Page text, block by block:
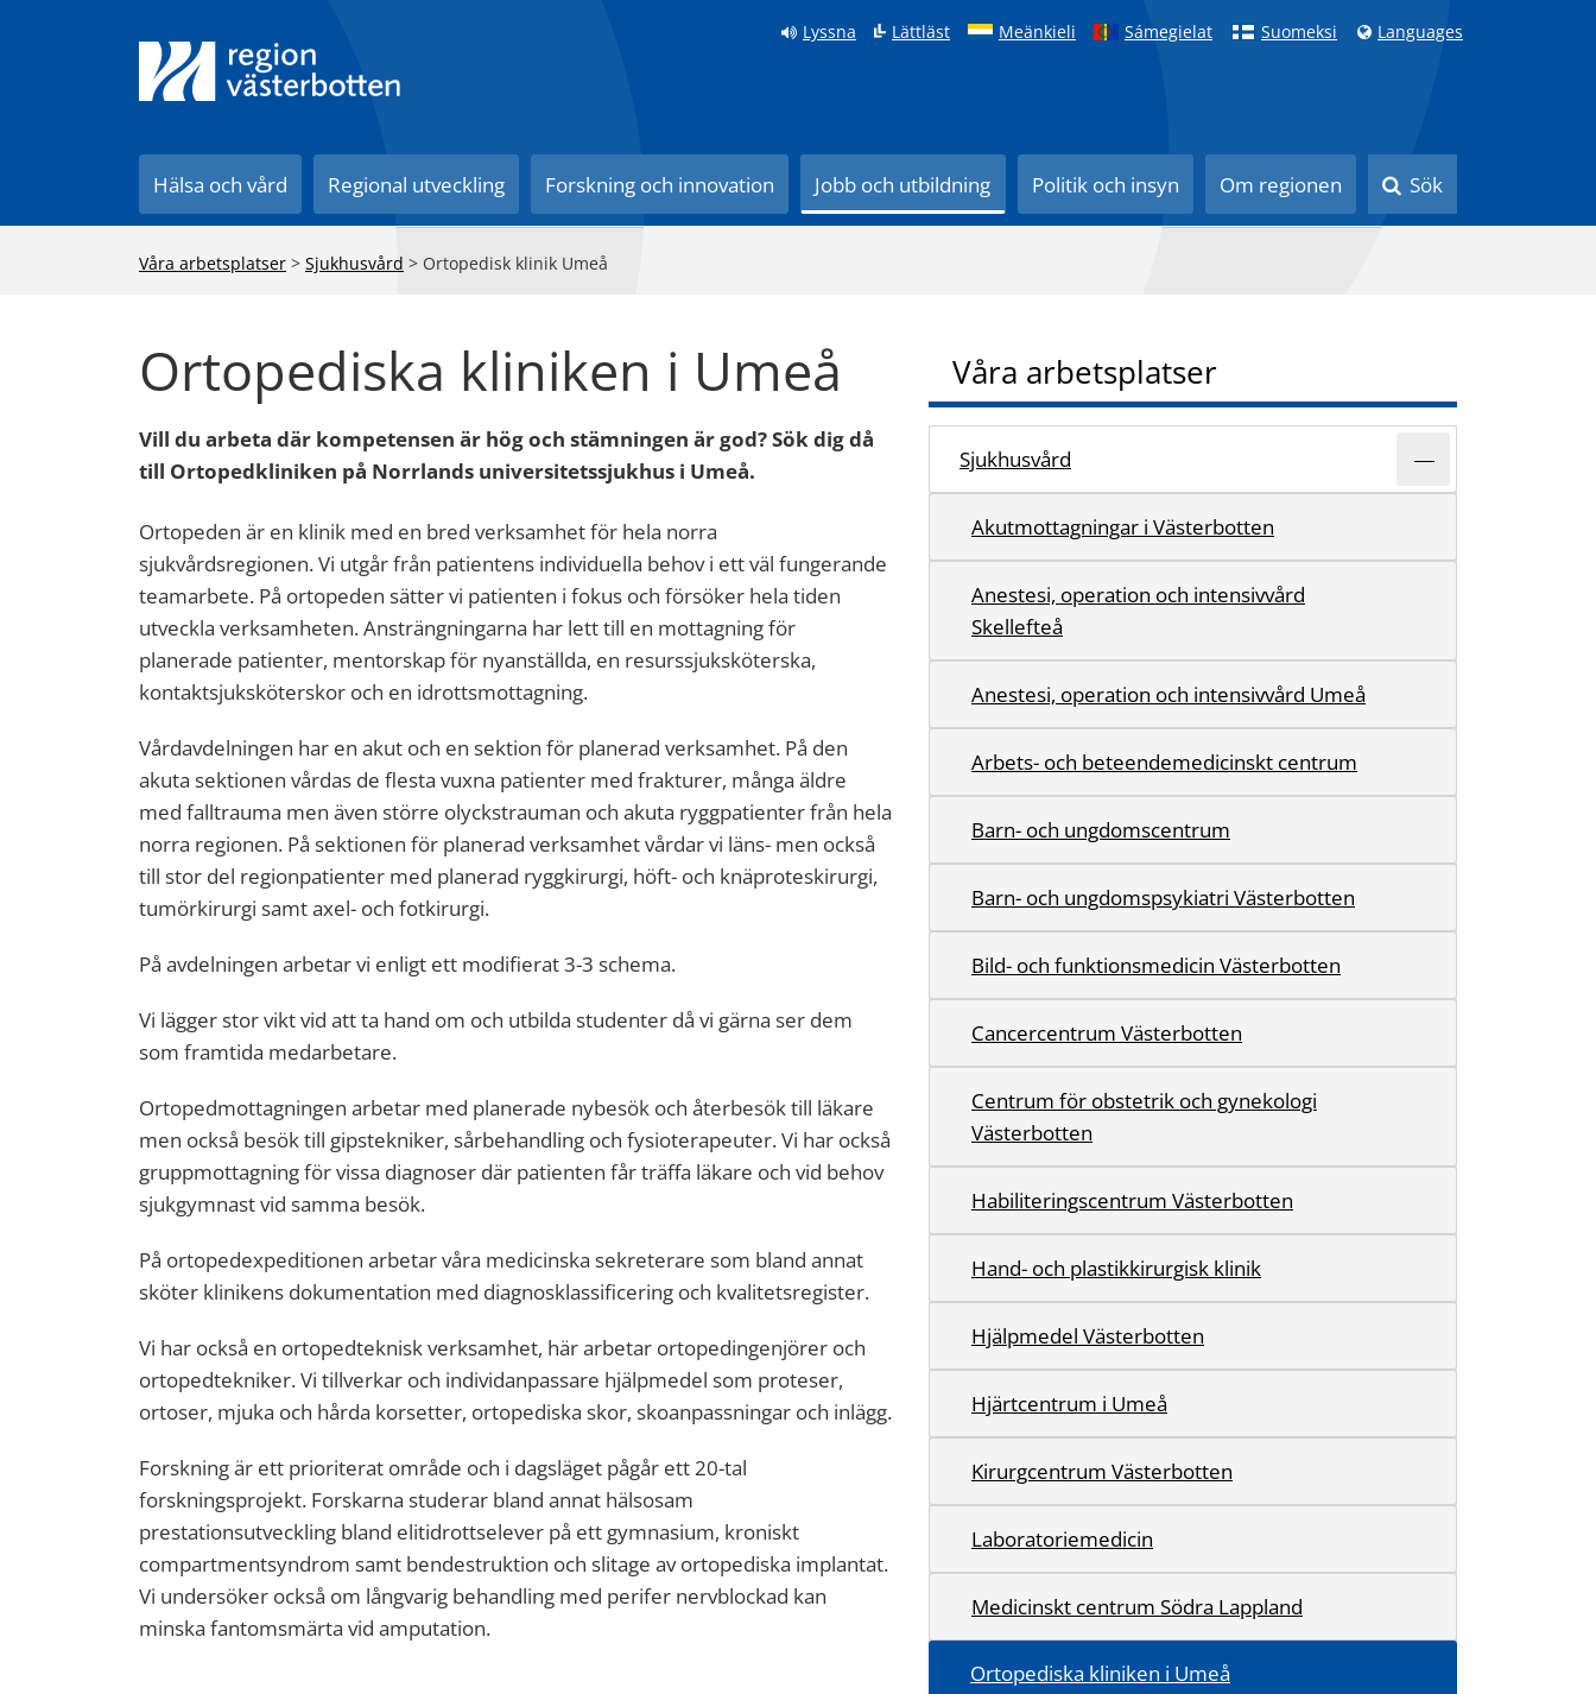
Lyssna Lättläst Meänkieli Sámegielat Suomeksi Languages
Hälsa och vård Regional utveckling Forskning och innovation Jobb och utbildning Politik och insyn Om regionen Sök
Våra arbetsplatser > Sjukhusvård > Ortopedisk klinik Umeå
Ortopediska kliniken i Umeå
Vill du arbeta där kompetensen är hög och stämningen är god? Sök dig då
till Ortopedkliniken på Norrlands universitetssjukhus i Umeå.
Ortopeden är en klinik med en bred verksamhet för hela norra
sjukvårdsregionen. Vi utgår från patientens individuella behov i ett väl fungerande
teamarbete. På ortopeden sätter vi patienten i fokus och försöker hela tiden
utveckla verksamheten. Ansträngningarna har lett till en mottagning för
planerade patienter, mentorskap för nyanställda, en resurssjuksköterska,
kontaktsjuksköterskor och en idrottsmottagning.
Vårdavdelningen har en akut och en sektion för planerad verksamhet. På den
akuta sektionen vårdas de flesta vuxna patienter med frakturer, många äldre
med falltrauma men även större olyckstrauman och akuta ryggpatienter från hela
norra regionen. På sektionen för planerad verksamhet vårdar vi läns- men också
till stor del regionpatienter med planerad ryggkirurgi, höft- och knäproteskirurgi,
tumörkirurgi samt axel- och fotkirurgi.
På avdelningen arbetar vi enligt ett modifierat 3-3 schema.
Vi lägger stor vikt vid att ta hand om och utbilda studenter då vi gärna ser dem
som framtida medarbetare.
Ortopedmottagningen arbetar med planerade nybesök och återbesök till läkare
men också besök till gipstekniker, sårbehandling och fysioterapeuter. Vi har också
gruppmottagning för vissa diagnoser där patienten får träffa läkare och vid behov
sjukgymnast vid samma besök.
På ortopedexpeditionen arbetar våra medicinska sekreterare som bland annat
sköter klinikens dokumentation med diagnosklassificering och kvalitetsregister.
Vi har också en ortopedteknisk verksamhet, här arbetar ortopedingenjörer och
ortopedtekniker. Vi tillverkar och individanpassare hjälpmedel som proteser,
ortoser, mjuka och hårda korsetter, ortopediska skor, skoanpassningar och inlägg.
Forskning är ett prioriterat område och i dagsläget pågår ett 20-tal
forskningsprojekt. Forskarna studerar bland annat hälsosam
prestationsutveckling bland elitidrottselever på ett gymnasium, kroniskt
compartmentsyndrom samt bendestruktion och slitage av ortopediska implantat.
Vi undersöker också om långvarig behandling med perifer nervblockad kan
minska fantomsmärta vid amputation.
Våra arbetsplatser
Sjukhusvård
Akutmottagningar i Västerbotten
Anestesi, operation och intensivvård
Skellefteå
Anestesi, operation och intensivvård Umeå
Arbets- och beteendemedicinskt centrum
Barn- och ungdomscentrum
Barn- och ungdomspsykiatri Västerbotten
Bild- och funktionsmedicin Västerbotten
Cancercentrum Västerbotten
Centrum för obstetrik och gynekologi
Västerbotten
Habiliteringscentrum Västerbotten
Hand- och plastikkirurgisk klinik
Hjälpmedel Västerbotten
Hjärtcentrum i Umeå
Kirurgcentrum Västerbotten
Laboratoriemedicin
Medicinskt centrum Södra Lappland
Ortopediska kliniken i Umeå